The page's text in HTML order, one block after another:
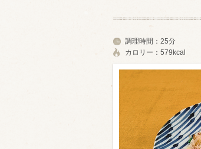
お米・麺
類・穀物
調理時間： 25分
カロリー： 579kcal